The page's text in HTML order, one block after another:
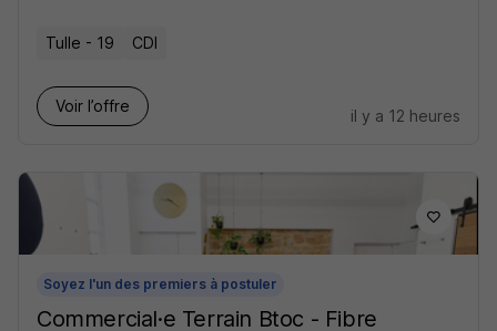
Tulle - 19 CDI
Voir l’offre
il y a 12 heures
Soyez l'un des premiers à postuler
Commercial·e Terrain Btoc - Fibre